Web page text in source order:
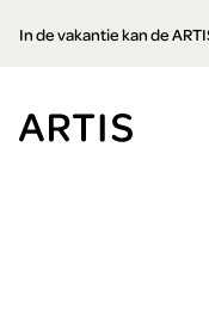
Ga naar
zoeken
In de vakantie kan de